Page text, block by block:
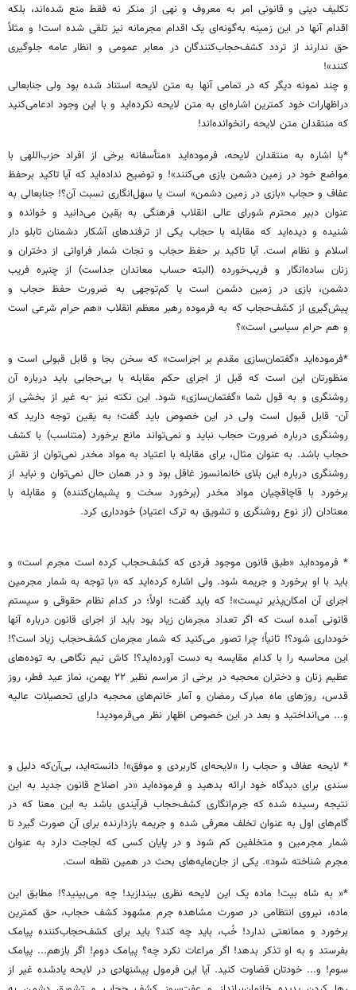
تکلیف دینی و قانونی امر به معروف و نهی از منکر نه فقط منع شده‌اند، بلکه
اقدام آنها در این زمینه به‌گونه‌ای یک اقدام مجرمانه نیز تلقی شده است! و مثلاً
حق ندارند از تردد کشف‌حجاب‌کنندگان در معابر عمومی و انظار عامه جلوگیری
کنند»!
و چند نمونه دیگر که در تمامی آنها به متن لایحه استناد شده بود ولی جنابعالی
دراظهارات خود کمترین ‌اشاره‌ای به متن لایحه نکرده‌اید و با این وجود ادعامی‌کنید
که منتقدان متن لایحه رانخوانده‌اند!
*با ‌اشاره به منتقدان لایحه، فرموده‌اید «‌متأسفانه برخی از افراد حزب‌اللهی با
مواضع خود در زمین دشمن بازی می‌کنند»! و توضیح نداده‌اید که آیا تاکید برحفظ
عفاف و حجاب «‌بازی در زمین دشمن‌»‌ است یا سهل‌انگاری نسبت آن؟! جنابعالی به
عنوان دبیر محترم شورای عالی انقلاب فرهنگی به یقین می‌دانید و خوانده و
شنیده و دیده‌اید که مقابله با حجاب یکی از ترفندهای آشکار دشمنان تابلو دار
اسلام و نظام است. آیا تاکید بر حفظ حجاب و نجات شمار فراوانی از دختران و
زنان ساده‌انگار و فریب‌خورده (البته حساب معاندان جداست‌) از چنبره فریب
دشمن، بازی در زمین دشمن است یا کم‌توجهی به ضرورت حفظ حجاب و
پیش‌گیری از کشف‌حجاب که به فرموده رهبر معظم انقلاب «‌هم حرام شرعی است
و هم حرام سیاسی است‌»؟
*فرموده‌اید «‌گفتمان‌سازی مقدم بر اجراست» که سخن بجا و قابل قبولی است و
منظورتان این است که قبل از اجرای حکم مقابله با بی‌حجابی باید درباره آن
روشنگری و به قول شما «‌گفتمان‌سازی» شود. این نکته نیز -‌به غیر از بخشی از
آن- قابل قبول است ولی در این خصوص باید گفت؛ به یقین توجه دارید که
روشنگری درباره ضرورت حجاب نباید و نمی‌تواند مانع برخورد (متناسب‌) با کشف‌
حجاب باشد. به عنوان مثال، برای مقابله با اعتیاد به مواد مخدر نمی‌توان از نقش
روشنگری درباره این بلای خانمانسوز غافل بود و در همان حال نمی‌توان و نباید از
برخورد با قاچاقچیان مواد مخدر (برخورد سخت و پشیمان‌کننده‌) و مقابله با
معتادان (از نوع روشنگری و تشویق به ترک اعتیاد) خودداری کرد.
* فرموده‌اید «‌طبق قانون موجود فردی که کشف‌حجاب کرده است مجرم است‌» و
باید با او برخورد و جریمه شود. ولی ‌اشاره کرده‌اید که «با توجه به شمار مجرمین
اجرای آن امکان‌پذیر نیست‌»! که باید گفت؛ اولاً؛ در کدام نظام حقوقی و سیستم
قانونی آمده است که اگر تعداد مجرمان زیاد بود باید از اجرای قانون درباره آنها
خودداری شود؟! ثانیاً؛ چرا تصور می‌کنید که شمار مجرمان کشف‌حجاب زیاد است؟!
این محاسبه را با کدام مقایسه به دست آورده‌اید؟! کاش نیم نگاهی به توده‌های
عظیم زنان و دختران محجبه در برخی از مراسم نظیر ۲۲ بهمن، نماز عید فطر، روز
قدس، روزهای ماه مبارک رمضان و آمار خانم‌های محجبه دارای تحصیلات عالیه
و... می‌انداختید و بعد در این خصوص اظهار نظر می‌فرمودید!
* لایحه عفاف و حجاب را «‌لایحه‌ای کاربردی و موفق‌»! دانسته‌اید، بی‌آن‌که دلیل و
سندی برای دیدگاه خود ارائه بدهید و فرموده‌اید «‌در اصلاح قانون جدید به این
نتیجه رسیده شده که جرم‌انگاری کشف‌حجاب فرآیندی باشد به این معنا که در
گام‌های اول به عنوان تخلف معرفی شده و جریمه بازدارنده برای آن صورت گیرد تا
شمار مجرمین و متخلفین کم شود و در پایان کسی که لجاجت دارد به عنوان
مجرم شناخته شود». یکی از جان‌مایه‌های بحث در همین نقطه است.
*« به شاه بیت! ماده یک این لایحه نظری بیندازید! چه می‌بینید؟! مطابق این
ماده، نیروی انتظامی در صورت مشاهده جرم مشهود کشف حجاب، حق کمترین
برخورد و ممانعتی ندارد! خُب، باید چه کند؟‌ باید برای کشف‌حجاب‌کننده پیامک
بفرستد و به او تذکر بدهد! اگر مراعات نکرد چه؟ پیامک دوم! اگر بازهم... پیامک
سوم! و... خودتان قضاوت کنید. آیا این فرمول پیشنهادی در لایحه یادشده غیر از